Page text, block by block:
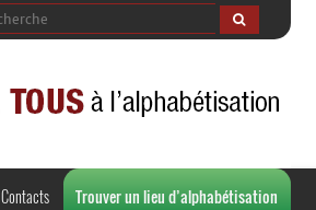
Contacts Trouver un lieu d’alphabétisation